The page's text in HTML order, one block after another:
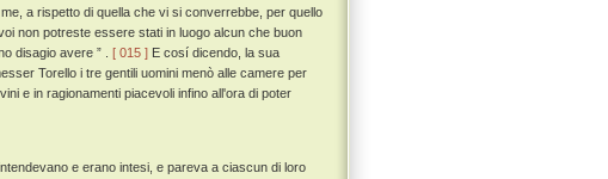
a rispetto di quella che vi si converrebbe, per quello
non potreste essere stati in luogo alcun che buon
disagio avere ” . [ 015 ] E cosí dicendo, la sua
Torello i tre gentili uomini menò alle camere per
e in ragionamenti piacevoli infino all'ora di poter
e erano intesi, e pareva a ciascun di loro